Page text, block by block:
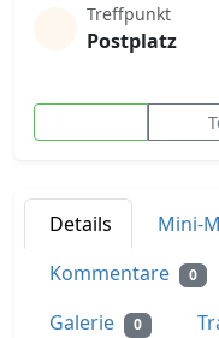
Treffpunkt
Postplatz
Details Mini-
Kommentare 0
Galerie 0